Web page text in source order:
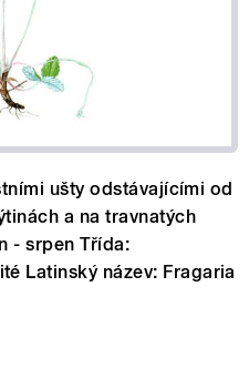
ušty odstávajícími od
a na travnatých
- srpen Třída:
Latinský název: Fragaria